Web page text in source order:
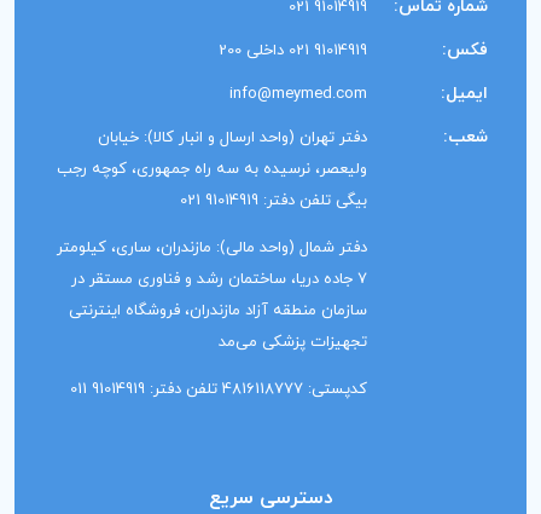
شماره تماس: 91014919 021
فکس: 91014919 021 داخلی 200
ایمیل: info@meymed.com
شعب:
دفتر تهران (واحد ارسال و انبار کالا): خیابان
ولیعصر، نرسیده به سه راه جمهوری، کوچه رجب
بیگی تلفن دفتر: 91014919 021
دفتر شمال (واحد مالی): مازندران، ساری، کیلومتر
7 جاده دریا، ساختمان رشد و فناوری مستقر در
سازمان منطقه آزاد مازندران، فروشگاه اینترنتی
تجهیزات پزشکی می‌مد
کدپستی: 4816118777 تلفن دفتر: 91014919 011
دسترسی سریع